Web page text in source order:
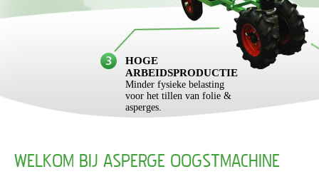
HOGE
ARBEIDSPRODUCTIE
Minder fysieke belasting
voor het tillen van folie &
asperges.
WELKOM BIJ ASPERGE OOGSTMACHINE